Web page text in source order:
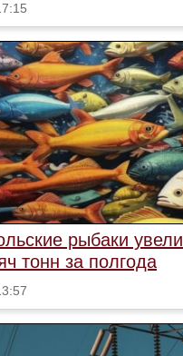
рыбаки
тонн за полгода